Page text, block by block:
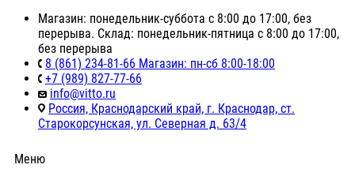
Магазин: понедельник-суббота с 8:00 до 17:00, без
перерыва. Склад: понедельник-пятница с 8:00 до 17:00,
без перерыва
8 (861) 234-81-66 Магазин: пн-сб 8:00-18:00
+7 (989) 827-77-66
info@vitto.ru
Россия, Краснодарский край, г. Краснодар, ст.
Старокорсунская, ул. Северная д. 63/4
Меню